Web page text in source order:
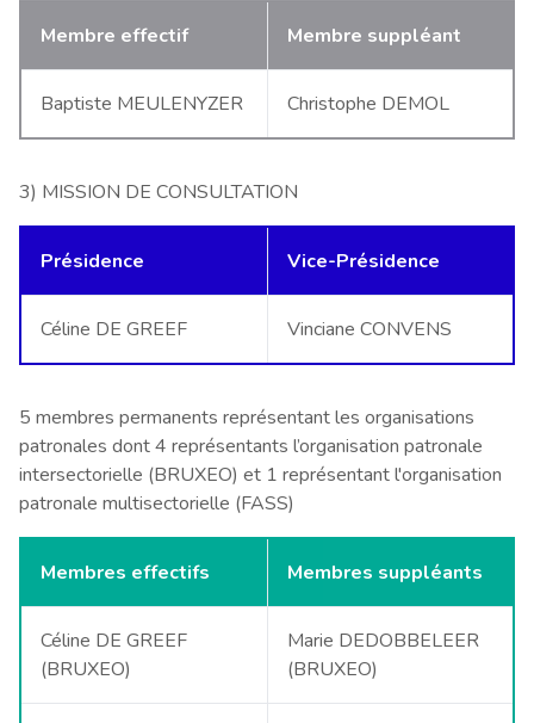
Membre effectif Membre suppléant
Baptiste MEULENYZER Christophe DEMOL
3) MISSION DE CONSULTATION
Présidence Vice-Présidence
Céline DE GREEF Vinciane CONVENS
5 membres permanents représentant les organisations
patronales dont 4 représentants l’organisation patronale
intersectorielle (BRUXEO) et 1 représentant l'organisation
patronale multisectorielle (FASS)
Membres effectifs Membres suppléants
Céline DE GREEF
(BRUXEO)
Marie DEDOBBELEER
(BRUXEO)